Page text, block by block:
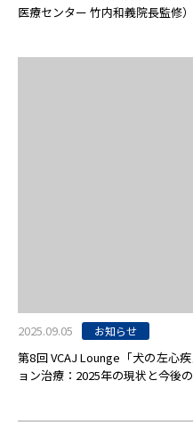
医療センター 竹内和義院長監修）
2025.09.05 お知らせ
第8回 VCAJ Lounge「犬の左心
ョン治療：2025年の現状と今後